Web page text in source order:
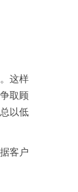
这样
取顾
以低
客户